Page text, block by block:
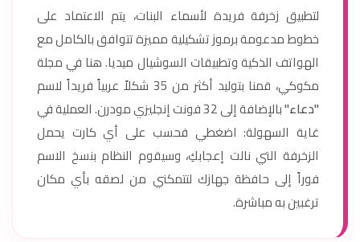
لتطبيق زخرفة فريدة لأسماء البنات، يتم الاعتماد على
خطوط مدعومة برموز تشكيلية مميزة تتوافق بالكامل مع
الهواتف الذكية وتطبيقات السوشيال ميديا. هنا في مجلة
مكوكي، قمنا بتوليد أكثر من 35 شكلاً عربياً فريداً لاسم
"دعاء"
بالإضافة إلى 32 فونت إنجليزي مودرن. العملية في
غاية السهولة: اضغطي فحسب على أي كارت يحمل
الزخرفة التي نالت إعجابكِ، وسيقوم النظام بنسخ الاسم
فوراً إلى حافظة جهازك لتتمكني من لصقه بأي مكان
ترغبين به مباشرة.